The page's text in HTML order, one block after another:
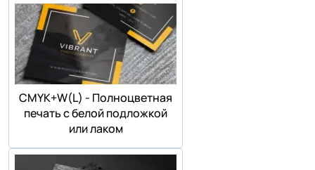
СMYK+W(L) - Полноцветная
печать с белой подложкой
или лаком